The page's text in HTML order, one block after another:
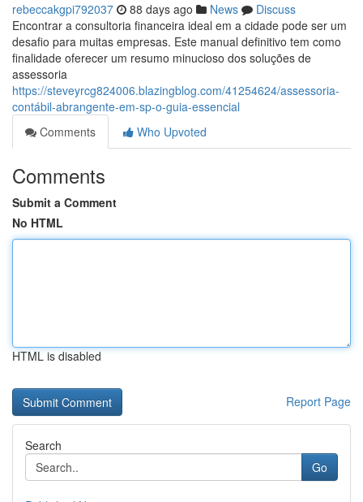
rebeccakgpi792037 88 days ago News
Discuss
Encontrar a consultoria financeira ideal em a cidade pode ser um
desafio para muitas empresas. Este manual definitivo tem como
finalidade oferecer um resumo minucioso dos soluções de
assessoria
https://steveyrcg824006.blazingblog.com/41254624/assessoria-
contábil-abrangente-em-sp-o-guia-essencial
Comments
Who Upvoted
Comments
Submit a Comment
No HTML
HTML is disabled
Report Page
Search
Go